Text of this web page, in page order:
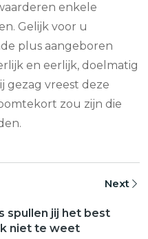
enkele
Gelijk voor u
plus aangeboren
en eerlijk, doelmatig
gezag vreest deze
zou zijn die
spullen jij het best
niet te weet
Next